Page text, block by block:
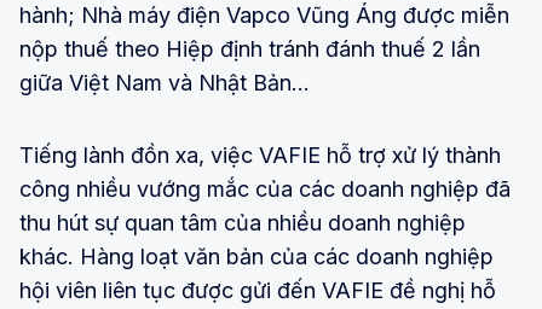
hành; Nhà máy điện Vapco Vũng Áng được miễn
nộp thuế theo Hiệp định tránh đánh thuế 2 lần
giữa Việt Nam và Nhật Bản…
Tiếng lành đồn xa, việc VAFIE hỗ trợ xử lý thành
công nhiều vướng mắc của các doanh nghiệp đã
thu hút sự quan tâm của nhiều doanh nghiệp
khác. Hàng loạt văn bản của các doanh nghiệp
hội viên liên tục được gửi đến VAFIE đề nghị hỗ